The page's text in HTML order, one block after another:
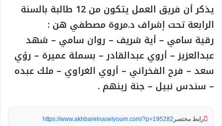
يذكر أن فريق العمل يتكون من 12 طالبة بالسنة
الرابعة تحت إشراف د.مروة مصطفي هن :
رقية سامي – أية شريف – روان سامي – شهد
عبدالعزيز – أروي عبدالقادر – بسملة عميرة – رؤي
سعد – فرح الفخراني – أروي الغراوي – ملك عبده
– سندس نبيل – جنة زينهم .
رابط مختصر https://www.akhbarelnaselyoum.com/?p=195282